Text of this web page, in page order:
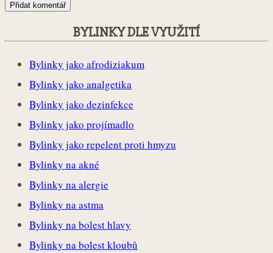
BYLINKY DLE VYUŽITÍ
Bylinky jako afrodiziakum
Bylinky jako analgetika
Bylinky jako dezinfekce
Bylinky jako projímadlo
Bylinky jako repelent proti hmyzu
Bylinky na akné
Bylinky na alergie
Bylinky na astma
Bylinky na bolest hlavy
Bylinky na bolest kloubů